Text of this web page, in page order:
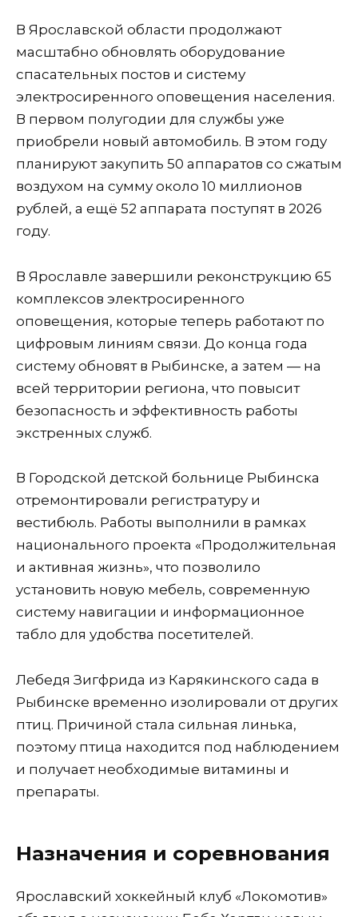
В Ярославской области продолжают
масштабно обновлять оборудование
спасательных постов и систему
электросиренного оповещения населения.
В первом полугодии для службы уже
приобрели новый автомобиль. В этом году
планируют закупить 50 аппаратов со сжатым
воздухом на сумму около 10 миллионов
рублей, а ещё 52 аппарата поступят в 2026
году.
В Ярославле завершили реконструкцию 65
комплексов электросиренного
оповещения, которые теперь работают по
цифровым линиям связи. До конца года
систему обновят в Рыбинске, а затем — на
всей территории региона, что повысит
безопасность и эффективность работы
экстренных служб.
В Городской детской больнице Рыбинска
отремонтировали регистратуру и
вестибюль. Работы выполнили в рамках
национального проекта «Продолжительная
и активная жизнь», что позволило
установить новую мебель, современную
систему навигации и информационное
табло для удобства посетителей.
Лебедя Зигфрида из Карякинского сада в
Рыбинске временно изолировали от других
птиц. Причиной стала сильная линька,
поэтому птица находится под наблюдением
и получает необходимые витамины и
препараты.
Назначения и соревнования
Ярославский хоккейный клуб «Локомотив»